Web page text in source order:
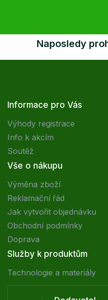
Naposledy
Informace pro Vás
Výhody registrace
Info k akcím
Soutěž
Vše o nákupu
Výměna zboží
Reklamační řád
Jak vytvořit objednávku
Obchodní podmínky
Doprava
Služby k produktům
Technologie a materiály